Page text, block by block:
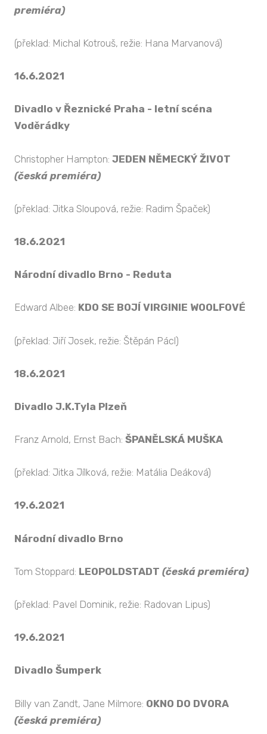
premiéra)
(překlad: Michal Kotrouš, režie: Hana Marvanová)
16.6.2021
Divadlo v Řeznické Praha - letní scéna
Voděrádky
Christopher Hampton: JEDEN NĚMECKÝ ŽIVOT
(česká premiéra)
(překlad: Jitka Sloupová, režie: Radim Špaček)
18.6.2021
Národní divadlo Brno - Reduta
Edward Albee: KDO SE BOJÍ VIRGINIE WOOLFOVÉ
(překlad: Jiří Josek, režie: Štěpán Pácl)
18.6.2021
Divadlo J.K.Tyla Plzeň
Franz Arnold, Ernst Bach: ŠPANĚLSKÁ MUŠKA
(překlad: Jitka Jílková, režie: Matália Deáková)
19.6.2021
Národní divadlo Brno
Tom Stoppard: LEOPOLDSTADT (česká premiéra)
(překlad: Pavel Dominik, režie: Radovan Lipus)
19.6.2021
Divadlo Šumperk
Billy van Zandt, Jane Milmore: OKNO DO DVORA
(česká premiéra)